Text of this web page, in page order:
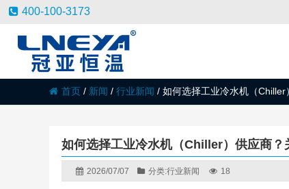
400-100-3173
首页 / 新闻 / 行业新闻 / 如何选择工业冷水机（
如何选择工业冷水机（Chiller）供应商？
2026/07/07 分类:行业新闻 18